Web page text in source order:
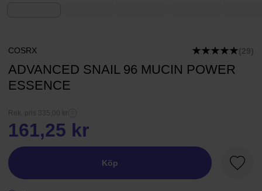
COSRX (29)
ADVANCED SNAIL 96 MUCIN POWER
ESSENCE
Rek. pris 335,00 kr
161,25 kr
Köp